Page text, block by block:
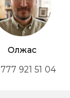
Олжас
921 51 04